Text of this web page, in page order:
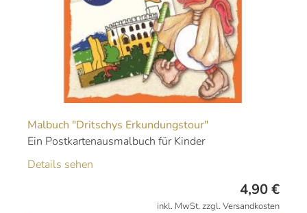
Malbuch "Dritschys Erkundungstour"
Ein Postkartenausmalbuch für Kinder
Details sehen
4,90€
inkl. MwSt. zzgl. Versandkosten